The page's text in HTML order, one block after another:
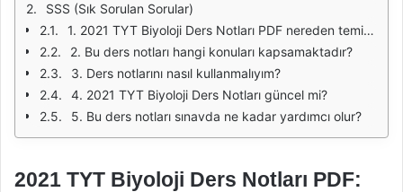
SSS (Sık Sorulan Sorular)
1. 2021 TYT Biyoloji Ders Notları PDF nereden temin edebilirim?
2. Bu ders notları hangi konuları kapsamaktadır?
3. Ders notlarını nasıl kullanmalıyım?
4. 2021 TYT Biyoloji Ders Notları güncel mi?
5. Bu ders notları sınavda ne kadar yardımcı olur?
2021 TYT Biyoloji Ders Notları PDF: